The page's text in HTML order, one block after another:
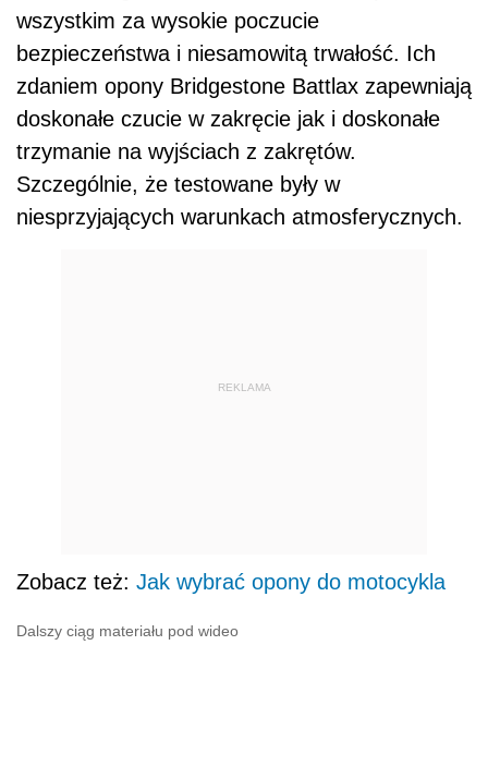
wszystkim za wysokie poczucie
bezpieczeństwa i niesamowitą trwałość. Ich
zdaniem opony Bridgestone Battlax zapewniają
doskonałe czucie w zakręcie jak i doskonałe
trzymanie na wyjściach z zakrętów.
Szczególnie, że testowane były w
niesprzyjających warunkach atmosferycznych.
REKLAMA
Zobacz też: Jak wybrać opony do motocykla
Dalszy ciąg materiału pod wideo